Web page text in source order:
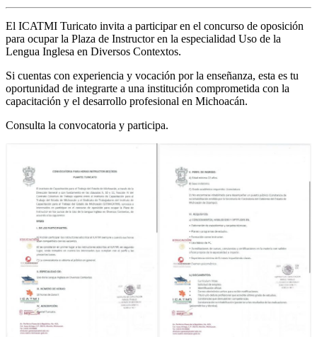
El ICATMI Turicato invita a participar en el concurso de oposición
para ocupar la Plaza de Instructor en la especialidad Uso de la
Lengua Inglesa en Diversos Contextos.
Si cuentas con experiencia y vocación por la enseñanza, esta es tu
oportunidad de integrarte a una institución comprometida con la
capacitación y el desarrollo profesional en Michoacán.
Consulta la convocatoria y participa.